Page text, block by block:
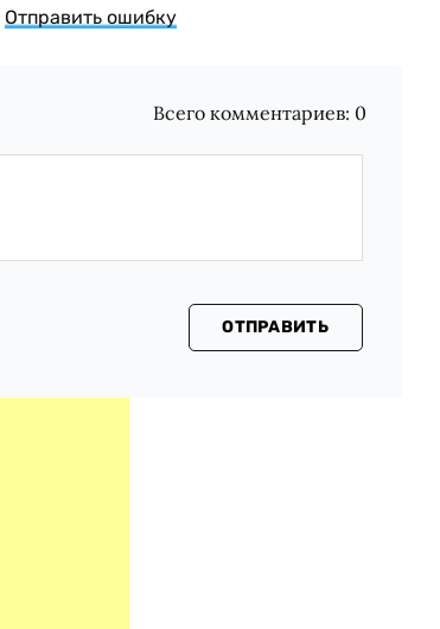
Отправить ошибку
Всего комментариев: 0
ОТПРАВИТЬ